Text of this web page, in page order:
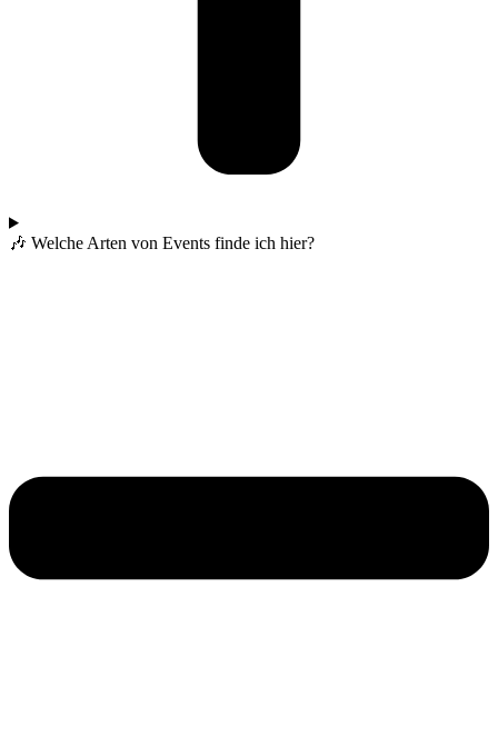
🎶 Welche Arten von Events finde ich hier?